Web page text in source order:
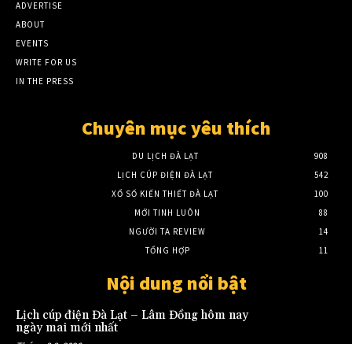
ADVERTISE
ABOUT
EVENTS
WRITE FOR US
IN THE PRESS
Chuyên mục yêu thích
DU LỊCH ĐÀ LẠT
908
LỊCH CÚP ĐIỆN ĐÀ LẠT
542
XỔ SỐ KIẾN THIẾT ĐÀ LẠT
100
MỚI TINH LUÔN
88
NGƯỜI TA REVIEW
14
TỔNG HỢP
11
Nội dung nổi bật
Lịch cúp điện Đà Lạt – Lâm Đồng hôm nay
ngày mai mới nhất